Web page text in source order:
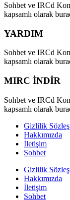
Sohbet ve IRCd
kapsamlı olarak
YARDIM
Sohbet ve IRCd
kapsamlı olarak
MIRC İNDİR
Sohbet ve IRCd
kapsamlı olarak
Gizlilik
Hakkımızda
İletişim
Sohbet
Gizlilik
Hakkımızda
İletişim
Sohbet